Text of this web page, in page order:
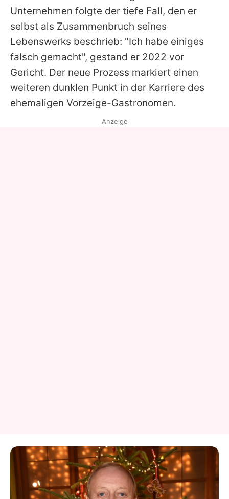
Unternehmen folgte der tiefe Fall, den er
selbst als Zusammenbruch seines
Lebenswerks beschrieb: "Ich habe einiges
falsch gemacht", gestand er 2022 vor
Gericht. Der neue Prozess markiert einen
weiteren dunklen Punkt in der Karriere des
ehemaligen Vorzeige-Gastronomen.
Anzeige